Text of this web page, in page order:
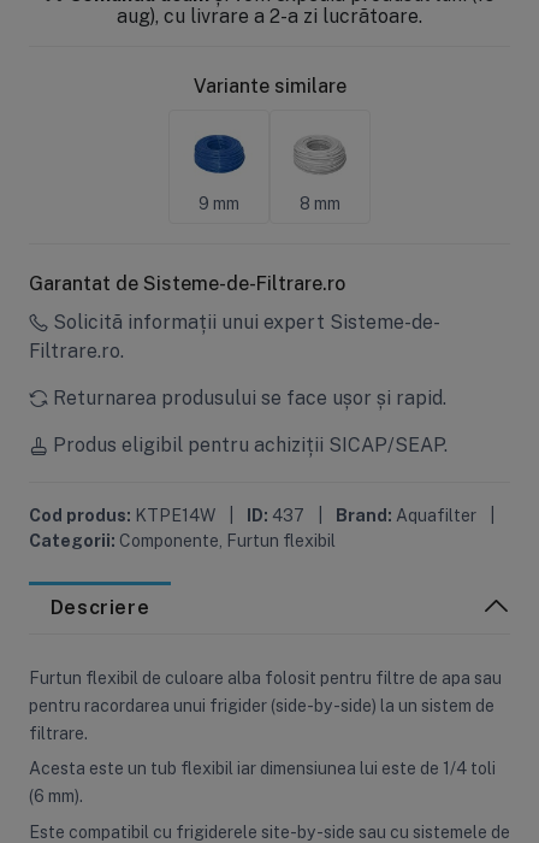
aug), cu livrare a 2-a zi lucrătoare.
Variante similare
9 mm 8 mm
Garantat de Sisteme-de-Filtrare.ro
Solicită informații unui expert Sisteme-de-
Filtrare.ro.
Returnarea produsului se face ușor și rapid.
Produs eligibil pentru achiziții SICAP/SEAP.
Cod produs: KTPE14W ID: 437 Brand: Aquafilter
Categorii: Componente Furtun flexibil
Descriere
Furtun flexibil de culoare alba folosit pentru filtre de apa sau
pentru racordarea unui frigider (side-by-side) la un sistem de
filtrare.
Acesta este un tub flexibil iar dimensiunea lui este de 1/4 toli
(6 mm).
Este compatibil cu frigiderele site-by-side sau cu sistemele de